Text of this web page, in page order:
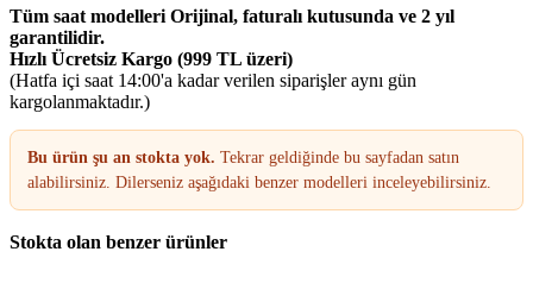
Tüm saat modelleri Orijinal, faturalı kutusunda ve 2 yıl
garantilidir.
Hızlı Ücretsiz Kargo (999 TL üzeri)
(Hatfa içi saat 14:00'a kadar verilen siparişler aynı gün
kargolanmaktadır.)
Bu ürün şu an stokta yok. Tekrar geldiğinde bu sayfadan satın
alabilirsiniz. Dilerseniz aşağıdaki benzer modelleri inceleyebilirsiniz.
Stokta olan benzer ürünler